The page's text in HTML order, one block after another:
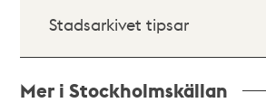
Stadsarkivet tipsar
Mer i Stockholmskällan